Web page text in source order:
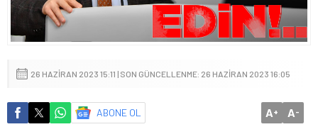
26 HAZIRAN 2023 15:11 | SON GÜNCELLENME: 26 HAZIRAN 2023 16:05
ABONE OL A+ A-